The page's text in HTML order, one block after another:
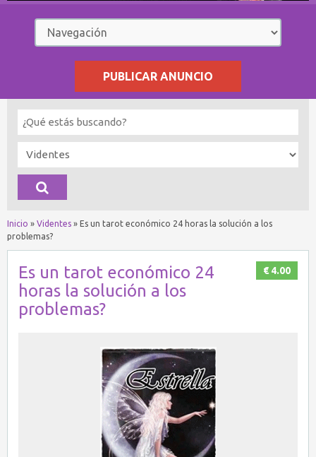
PUBLICAR ANUNCIO
Inicio » Videntes » Es un tarot económico 24 horas la solución a los
problemas?
€ 4.00
Es un tarot económico 24
horas la solución a los
problemas?